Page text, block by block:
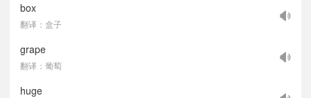
box
翻译：盒子
grape
翻译：葡萄
huge